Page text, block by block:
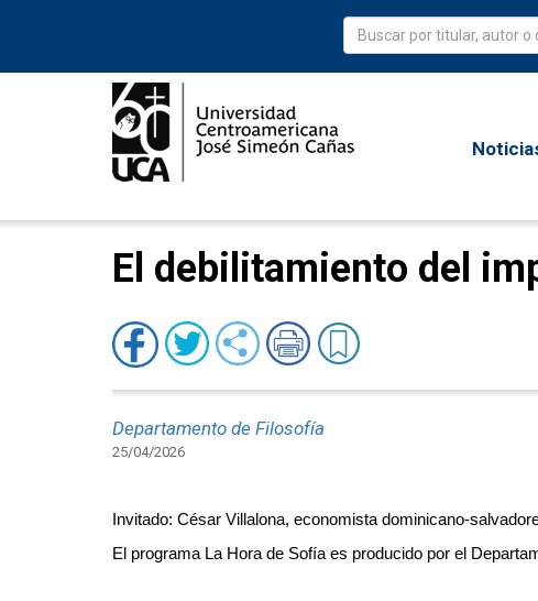
El debilitamiento del
Departamento de Filosofía
25/04/2026
Invitado: César Villalona, economista dominicano-
El programa La Hora de Sofía es producido por el